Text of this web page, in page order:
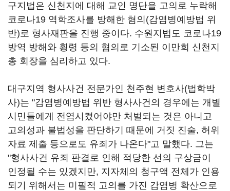
구지법은 신천지에 대해 교인 명단을 고의로 누락해
코로나19 역학조사를 방해한 혐의(감염병예방법 위
반)로 형사재판을 진행 중이다. 수원지법도 코로나19
방역 방해와 횡령 등의 혐의로 기소된 이만희 신천지
총 회장을 심리하고 있다.
대구지역 형사사건 전문가인 천주현 변호사(법학박
사)는 "감염병예방법 위반 형사사건의 경우에는 개별
시민들에게 전염시켰어야만 처벌되는 것은 아니고
고의성과 불법성을 판단하기 때문에 거짓 진술, 허위
자료 제출 등으로도 유죄가 나온다"고 말했다. 그는
"형사사건 유죄 판결로 인해 적당한 선의 구상금이
인정될 수는 있겠지만, 지자체의 청구액 전체가 인용
되기 위해서는 미필적 고의를 가진 감염병 확산으로